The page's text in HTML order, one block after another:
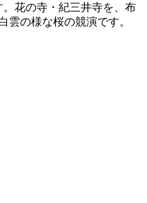
花の寺・紀三井寺を、布
雲の様な桜の競演です。